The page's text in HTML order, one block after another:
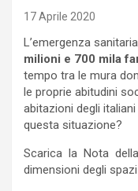
17 Aprile 2020
L’emergenza
milioni e 700 mila
tempo tra le mura
le proprie abitudini
abitazioni degli
questa situazione?
Scarica la Nota
dimensioni degli